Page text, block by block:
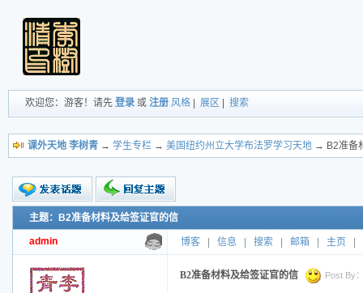
欢迎您：游客！请先 登录 或 注册 风格 展区 搜索
课外天地 李树青 → 学生专栏 → 美国纽约州立大学布法罗学习天地 → B2准备
新的主题
投票帖
交易帖
小字报
主题：B2准备材料及给签证官的信
admin 博客 信息 搜索 邮箱 主页
B2准备材料及给签证官的信 Post By